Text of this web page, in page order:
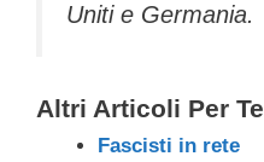
Uniti e Germania.
Altri Articoli Per Te
Fascisti in rete